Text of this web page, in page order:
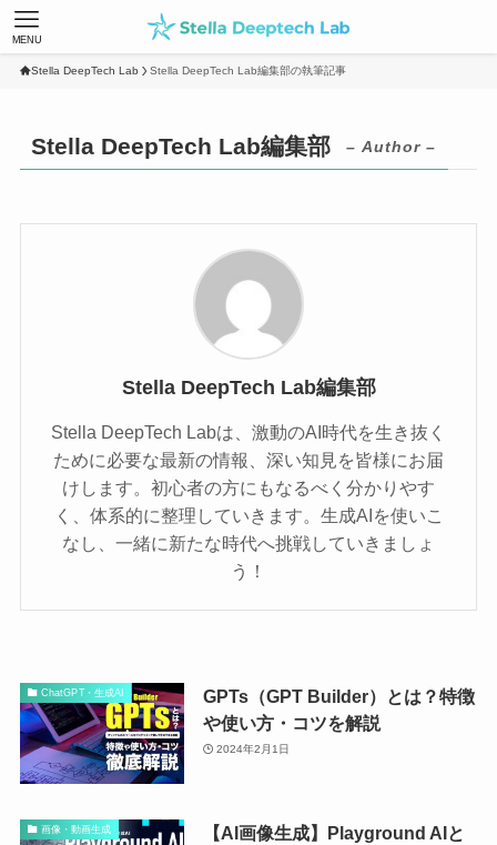
MENU
Stella DeepTech Lab Stella DeepTech Lab編集部の執筆記事
Stella DeepTech Lab編集部 – Author –
Stella DeepTech Lab編集部
Stella DeepTech Labは、激動のAI時代を生き抜く
ために必要な最新の情報、深い知見を皆様にお届
けします。初心者の方にもなるべく分かりやす
く、体系的に整理していきます。生成AIを使いこ
なし、一緒に新たな時代へ挑戦していきましょ
う！
ChatGPT・生成AI
GPTs（GPT Builder）とは？特徴
や使い方・コツを解説
2024年2月1日
画像・動画生成
【AI画像生成】Playground AIと